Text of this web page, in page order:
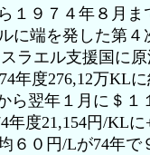
１９７４年８月ま
に端を発した第４
ル支援国に原油
年度276,12万KL
翌年１月に＄１
年度21,154円/KL
６０円/Lが74年で